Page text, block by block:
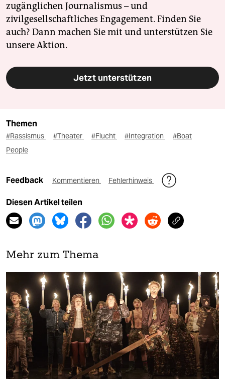
zugänglichen Journalismus – und
zivilgesellschaftliches Engagement. Finden Sie
auch? Dann machen Sie mit und unterstützen Sie
unsere Aktion.
Jetzt unterstützen
Themen
#Rassismus #Theater #Flucht #Integration
#Boat
People
Feedback Kommentieren Fehlerhinweis
Diesen Artikel teilen
Mehr zum Thema